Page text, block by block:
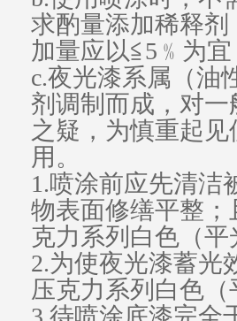
求酌量添加稀释剂
加量应以≦5﹪为
c.夜光漆系属（油
剂调制而成，对
之疑，为慎重起
用。
1.喷涂前应先清洁
物表面修缮平整
克力系列白色（
2.为使夜光漆蓄光
压克力系列白色